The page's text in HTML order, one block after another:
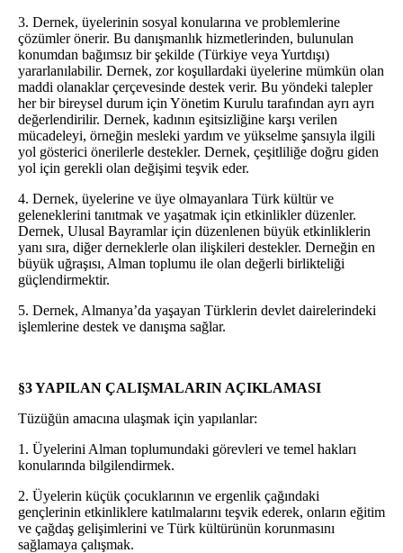
3. Dernek, üyelerinin sosyal konularına ve problemlerine
çözümler önerir. Bu danışmanlık hizmetlerinden, bulunulan
konumdan bağımsız bir şekilde (Türkiye veya Yurtdışı)
yararlanılabilir. Dernek, zor koşullardaki üyelerine mümkün olan
maddi olanaklar çerçevesinde destek verir. Bu yöndeki talepler
her bir bireysel durum için Yönetim Kurulu tarafından ayrı ayrı
değerlendirilir. Dernek, kadının eşitsizliğine karşı verilen
mücadeleyi, örneğin mesleki yardım ve yükselme şansıyla ilgili
yol gösterici önerilerle destekler. Dernek, çeşitliliğe doğru giden
yol için gerekli olan değişimi teşvik eder.
4. Dernek, üyelerine ve üye olmayanlara Türk kültür ve
geleneklerini tanıtmak ve yaşatmak için etkinlikler düzenler.
Dernek, Ulusal Bayramlar için düzenlenen büyük etkinliklerin
yanı sıra, diğer derneklerle olan ilişkileri destekler. Derneğin en
büyük uğraşısı, Alman toplumu ile olan değerli birlikteliği
güçlendirmektir.
5. Dernek, Almanya’da yaşayan Türklerin devlet dairelerindeki
işlemlerine destek ve danışma sağlar.
§3 YAPILAN ÇALIŞMALARIN AÇIKLAMASI
Tüzüğün amacına ulaşmak için yapılanlar:
1. Üyelerini Alman toplumundaki görevleri ve temel hakları
konularında bilgilendirmek.
2. Üyelerin küçük çocuklarının ve ergenlik çağındaki
gençlerinin etkinliklere katılmalarını teşvik ederek, onların eğitim
ve çağdaş gelişimlerini ve Türk kültürünün korunmasını
sağlamaya çalışmak.